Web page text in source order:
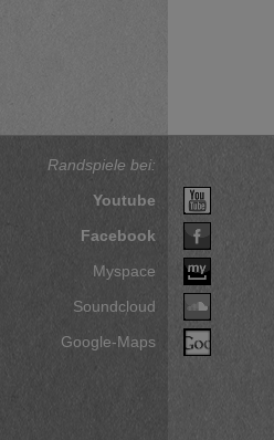
Randspiele bei:
Youtube
Facebook
Myspace
Soundcloud
Google-Maps